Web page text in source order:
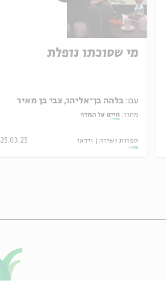
מי שסוכתו נופלת
עם: בלהה בן־אליהו, צבי בן מאיר
מתוך: חיים על המדף
ספרות ושירה וידאו 25.03.25